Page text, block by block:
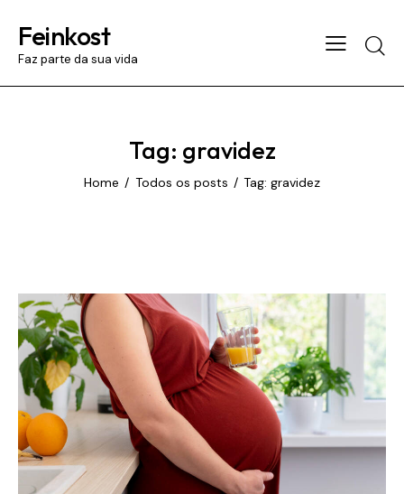
Feinkost
Faz parte da sua vida
Tag: gravidez
Home Todos os posts Tag: gravidez